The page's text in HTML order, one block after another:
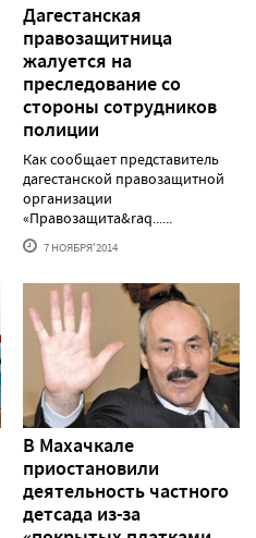
Дагестанская
правозащитница
жалуется на
преследование со
стороны сотрудников
полиции
Как сообщает представитель
дагестанской правозащитной
организации
«Правозащита&raq......
7 НОЯБРЯ'2014
В Махачкале
приостановили
деятельность частного
детсада из-за